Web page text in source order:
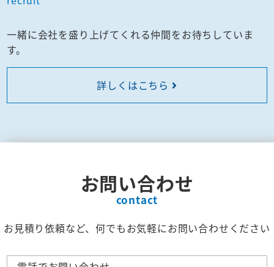
一緒に会社を盛り上げてくれる仲間をお待ちしていま
す。
詳しくはこちら
お問い合わせ
contact
お見積り依頼など、何でもお気軽にお問い合わせください